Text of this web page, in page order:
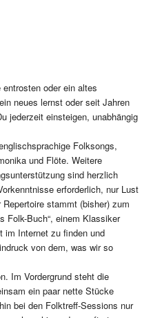
oder ein altes
neues lernst oder seit Jahren
jederzeit einsteigen, unabhängig
Folksongs,
und Flöte. Weitere
sind herzlich
erforderlich, nur Lust
stammt (bisher) zum
Folk-Buch“, einem Klassiker
im Internet zu finden und
von dem, was wir so
Im Vordergrund steht die
ein paar nette Stücke
bei den Folktreff-Sessions nur